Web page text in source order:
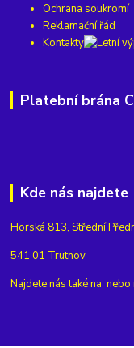
Ochrana soukromí
Reklamační řád
Kontakty
Platební brána
Kde nás najdete
Horská 813, Střední
541 01 Trutnov
Najdete nás také na nebo